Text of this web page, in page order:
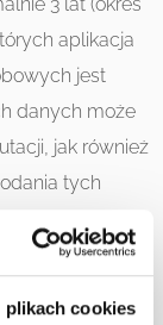
plikach cookies
aplikacja
jest
danych może
jak również
tych
dane?